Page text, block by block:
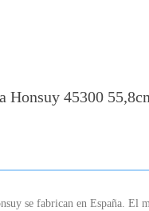
Honsuy 45300
se fabrican en España. El